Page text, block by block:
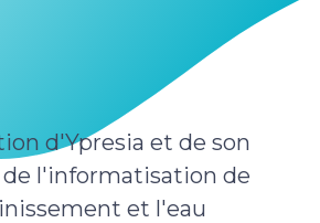
d'Ypresia et de son
l'informatisation de
et l'eau